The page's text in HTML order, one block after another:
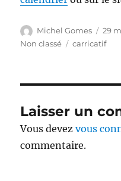
Auteur
Michel Gomes
le
29
Non classé
Étiquettes
carricatif
Laisser un
Vous devezvous
commentaire.